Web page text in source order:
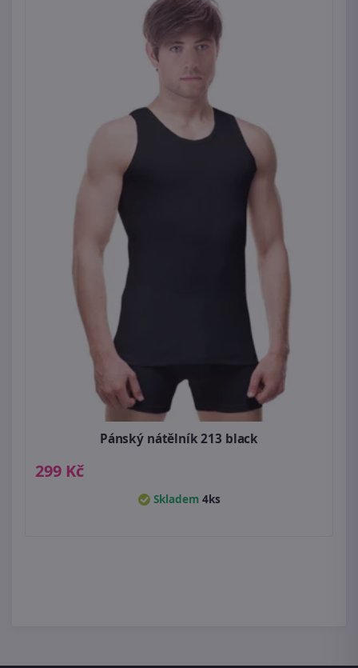
Pánský nátělník 213 black
299 Kč
Skladem 4ks